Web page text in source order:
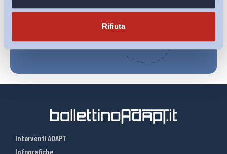
Rifiuta
Interventi ADAPT
Infografiche